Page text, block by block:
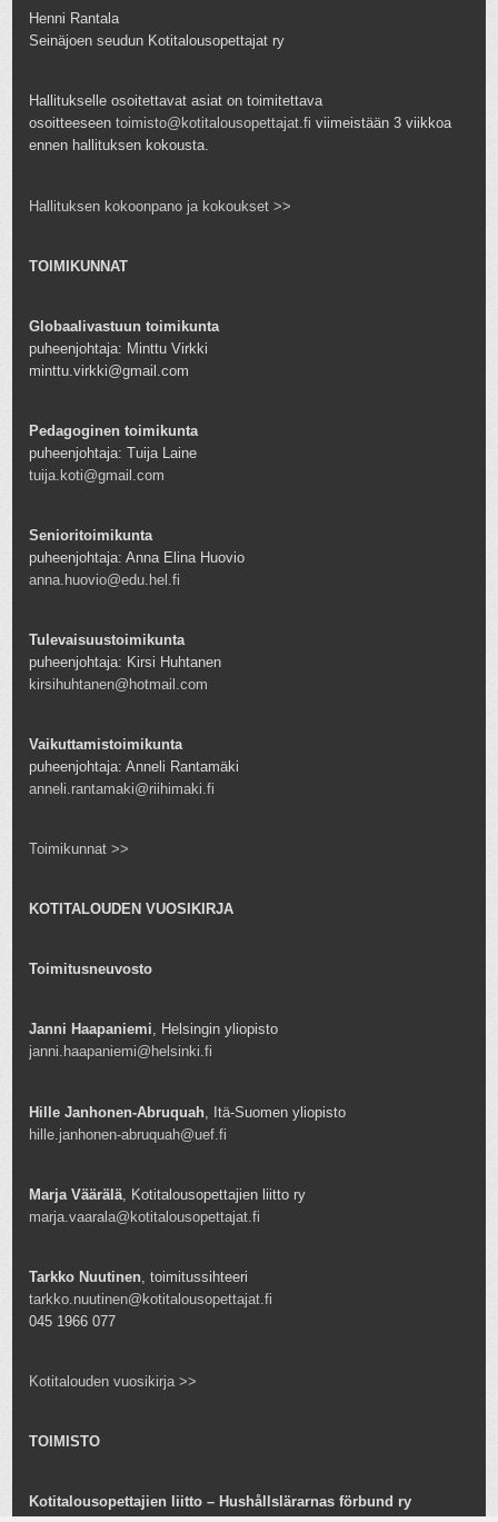
Henni Rantala
Seinäjoen seudun Kotitalousopettajat ry
Hallitukselle osoitettavat asiat on toimitettava
osoitteeseentoimisto@kotitalousopettajat.fi viimeistään 3 viikkoa
ennen hallituksen kokousta.
Hallituksen kokoonpano ja kokoukset >>
TOIMIKUNNAT
Globaalivastuun toimikunta
puheenjohtaja: Minttu Virkki
minttu.virkki@gmail.com
Pedagoginen toimikunta
puheenjohtaja: Tuija Laine
tuija.koti@gmail.com
Senioritoimikunta
puheenjohtaja: Anna Elina Huovio
anna.huovio@edu.hel.fi
Tulevaisuustoimikunta
puheenjohtaja: Kirsi Huhtanen
kirsihuhtanen@hotmail.com
Vaikuttamistoimikunta
puheenjohtaja: Anneli Rantamäki
anneli.rantamaki@riihimaki.fi
Toimikunnat >>
KOTITALOUDEN VUOSIKIRJA
Toimitusneuvosto
Janni Haapaniemi, Helsingin yliopisto
janni.haapaniemi@helsinki.fi
Hille Janhonen-Abruquah , Itä-Suomen yliopisto
hille.janhonen-abruquah@uef.fi
Marja Väärälä , Kotitalousopettajien liitto ry
marja.vaarala@kotitalousopettajat.fi
Tarkko Nuutinen , toimitussihteeri
tarkko.nuutinen@kotitalousopettajat.fi
045 1966 077
Kotitalouden vuosikirja >>
TOIMISTO
Kotitalousopettajien liitto – Hushållslärarnas förbund ry